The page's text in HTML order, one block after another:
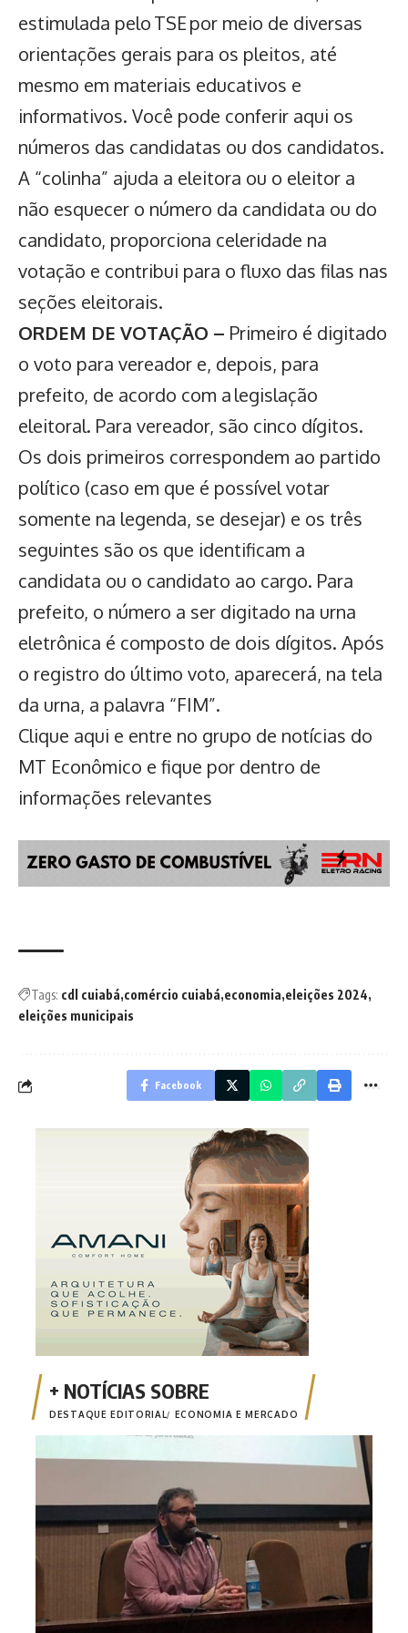
estimulada pelo TSE por meio de diversas
orientações gerais para os pleitos, até
mesmo em materiais educativos e
informativos. Você pode conferir aqui os
números das candidatas ou dos candidatos.
A “colinha” ajuda a eleitora ou o eleitor a
não esquecer o número da candidata ou do
candidato, proporciona celeridade na
votação e contribui para o fluxo das filas nas
seções eleitorais.
ORDEM DE VOTAÇÃO – Primeiro é digitado
o voto para vereador e, depois, para
prefeito, de acordo com a legislação
eleitoral. Para vereador, são cinco dígitos.
Os dois primeiros correspondem ao partido
político (caso em que é possível votar
somente na legenda, se desejar) e os três
seguintes são os que identificam a
candidata ou o candidato ao cargo. Para
prefeito, o número a ser digitado na urna
eletrônica é composto de dois dígitos. Após
o registro do último voto, aparecerá, na tela
da urna, a palavra “FIM”.
Clique aqui e entre no grupo de notícias do
MT Econômico e fique por dentro de
informações relevantes
Tags: cdl cuiabá comércio cuiabá economia eleições 2024
eleições municipais
Facebook
DESTAQUE EDITORIAL ECONOMIA E MERCADO